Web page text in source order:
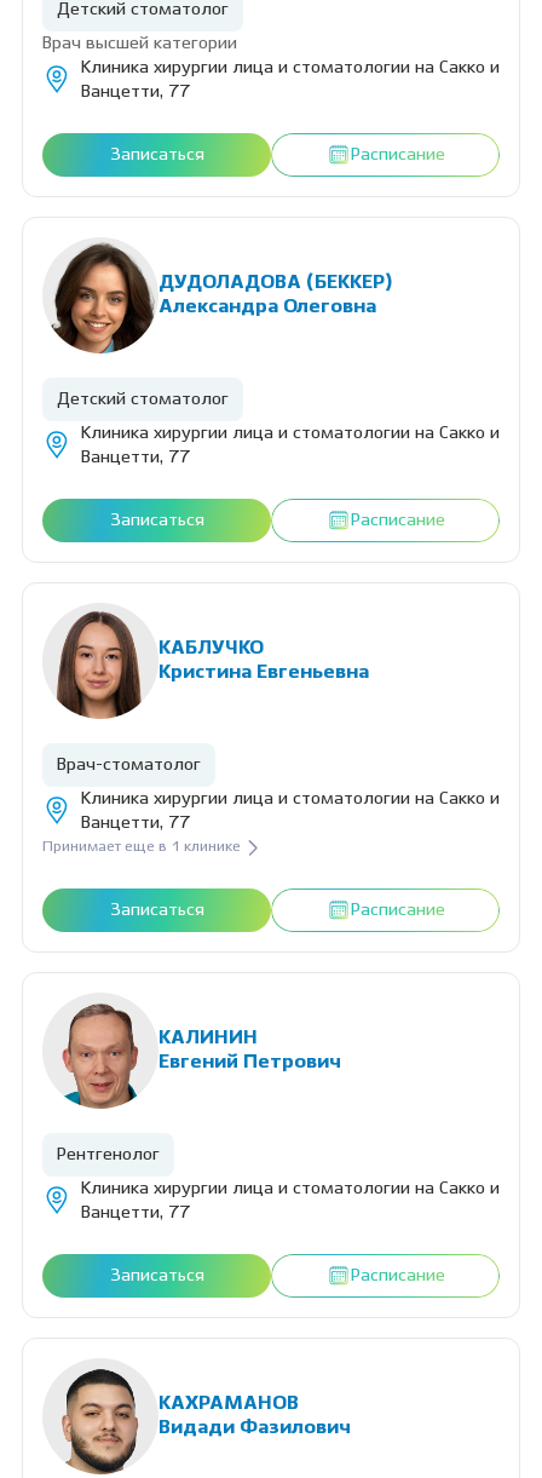
Детский стоматолог
Врач высшей категории
Клиника хирургии лица и стоматологии на Сакко и
Ванцетти, 77
Записаться Расписание
ДУДОЛАДОВА (БЕККЕР)
Александра Олеговна
Детский стоматолог
Клиника хирургии лица и стоматологии на Сакко и
Ванцетти, 77
Записаться Расписание
КАБЛУЧКО
Кристина Евгеньевна
Врач-стоматолог
Клиника хирургии лица и стоматологии на Сакко и
Ванцетти, 77
Принимает еще в 1 клинике
Записаться Расписание
КАЛИНИН
Евгений Петрович
Рентгенолог
Клиника хирургии лица и стоматологии на Сакко и
Ванцетти, 77
Записаться Расписание
КАХРАМАНОВ
Видади Фазилович